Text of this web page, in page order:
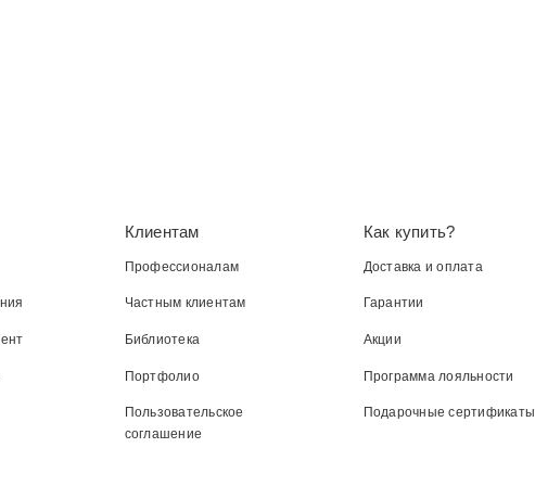
Клиентам
Профессионалам
Частным клиентам
Библиотека
Портфолио
Пользовательское
соглашение
Как купить?
Доставка и оплата
Гарантии
Акции
Программа лояльности
Подарочные сертификаты